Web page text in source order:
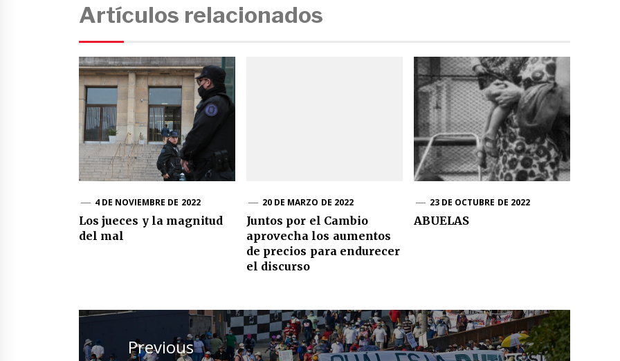
Artículos relacionados
4 DE NOVIEMBRE DE 2022
Los jueces y la magnitud
del mal
20 DE MARZO DE 2022
Juntos por el Cambio
aprovecha los aumentos
de precios para endurecer
el discurso
23 DE OCTUBRE DE 2022
ABUELAS
Navegación
de
Previous